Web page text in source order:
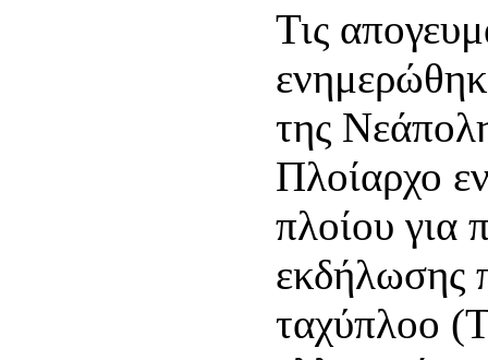
Τις
της
Πλοίαρχο
πλοίου για
εκδήλωσης
ταχύπλοο